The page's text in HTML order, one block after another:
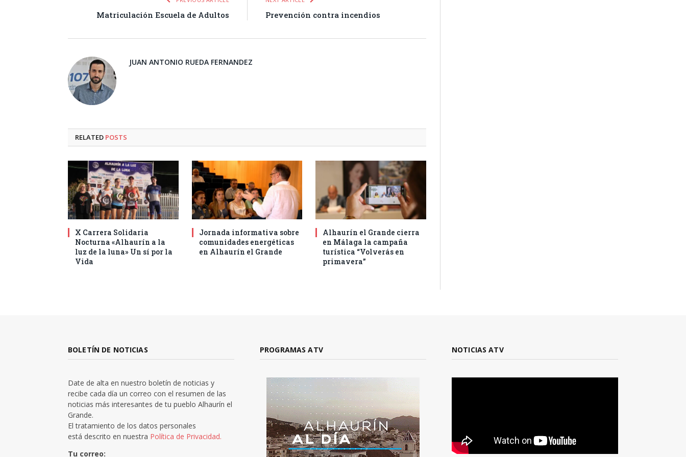
Matriculación Escuela de Adultos Prevención contra incendios
JUAN ANTONIO RUEDA FERNANDEZ
RELATED POSTS
X Carrera Solidaria
Nocturna «Alhaurín a la
luz de la luna» Un sí por la
Vida
Jornada informativa sobre
comunidades energéticas
en Alhaurín el Grande
Alhaurín el Grande cierra
en Málaga la campaña
turística “Volverás en
primavera”
BOLETÍN DE NOTICIAS
Date de alta en nuestro boletín de noticias y
recibe cada día un correo con el resumen de las
noticias más interesantes de tu pueblo Alhaurín el
Grande.
El tratamiento de los datos personales
está descrito en nuestra Política de Privacidad.
Tu correo:
PROGRAMAS ATV NOTICIAS ATV